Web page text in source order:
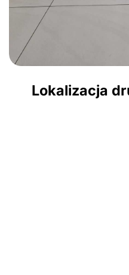
Lokalizacja